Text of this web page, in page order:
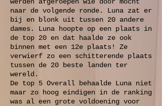
naar de volgende ronde. Luna zat er
bij en blonk uit tussen 20 andere
dames. Luna hoopte op een plaats in
de top 20 en dat haalde ze ook
binnen met een 12e plaats! Ze
verwierf zo een schitterende plaats
tussen de 20 beste landen ter
wereld.
De top 5 Overall behaalde Luna niet
maar zo hoog eindigen in de ranking
was al een grote voldoening voor